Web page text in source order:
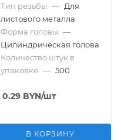
Тип резьбы — Для
листового металла
Форма головы —
Цилиндрическая голова
Количество штук в
упаковке — 500
0.29 BYN/шт
В КОРЗИНУ